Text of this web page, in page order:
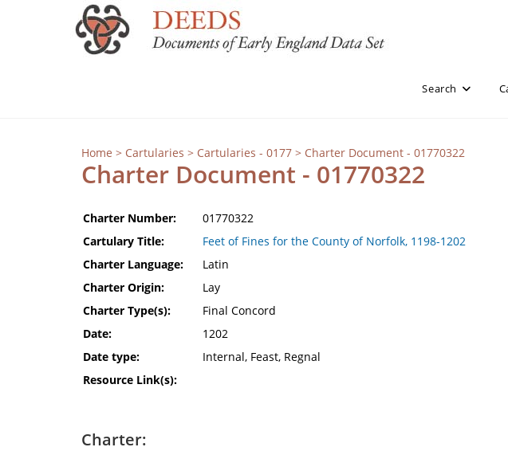
Search
Home > Cartularies > Cartularies - 0177 > Charter Document - 01770322
Charter Document - 01770322
Charter Number:
01770322
Cartulary Title:
Feet of Fines for the County of Norfolk, 1198-1202
Charter Language:
Latin
Charter Origin:
Lay
Charter Type(s):
Final Concord
Date:
1202
Date type:
Internal, Feast, Regnal
Resource Link(s):
Charter: